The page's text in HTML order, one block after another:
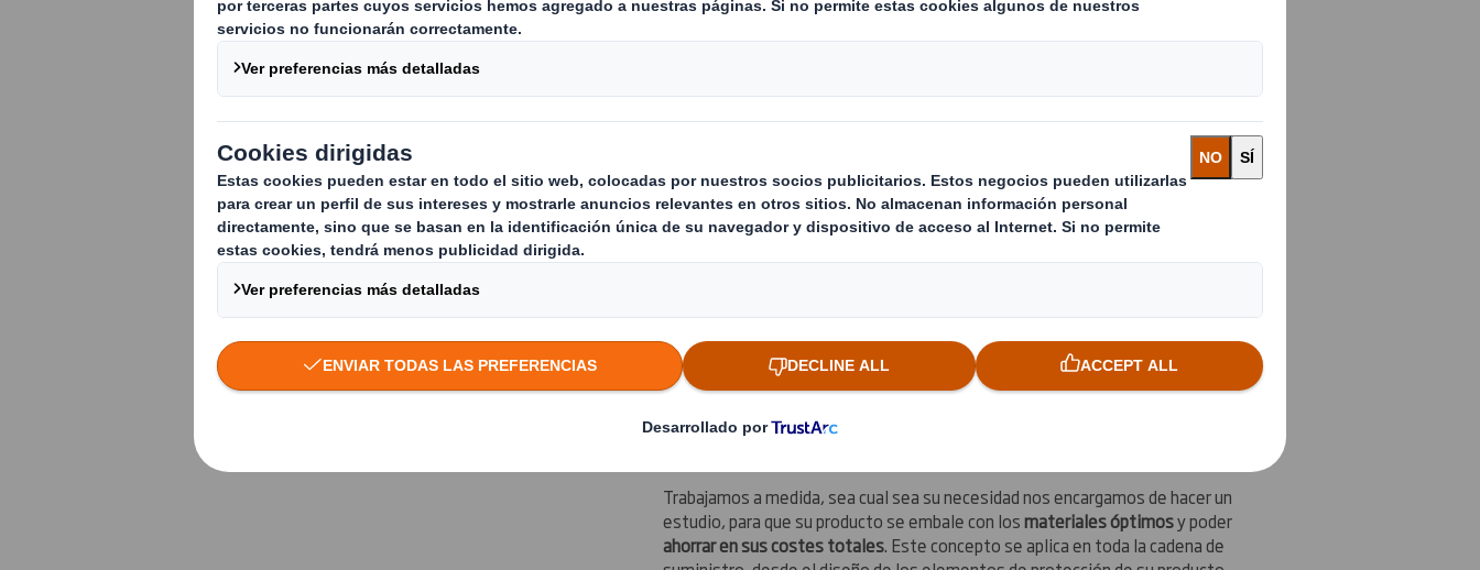
Respondiendo a cada necesidad del mercado con una gama de productos que
incluye embalaje de un solo uso, embalaje reutilizable y acondicionamiento.
Estamos especializados en ofrecer soluciones industriales de embalaje:
Contenedores plegables para exportación
Embalaje industrial para líquidos
Bandejas termoconformadas
Acondicionamiento interior a medida
Trabajamos a medida, sea cual sea su necesidad nos encargamos de hacer un
estudio, para que su producto se embale con losmateriales óptimosy poder
ahorrar en sus costes totales. Este concepto se aplica en toda la cadena de
Experiencia
Certificados
Mapa de localizaciones
¿Más información?
Contacte con nosotros